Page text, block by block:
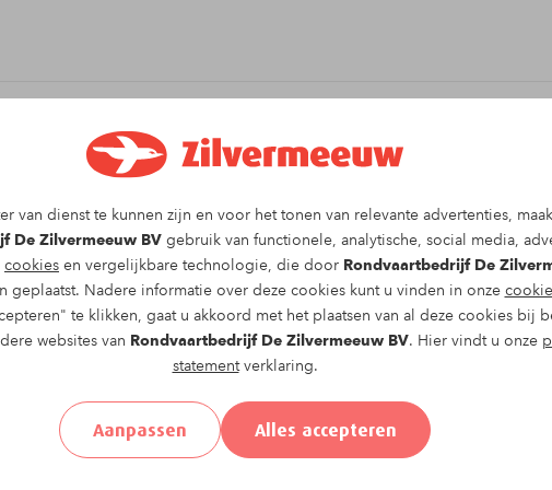
van dienst te kunnen zijn en voor het tonen van relevante advertenties,
De Zilvermeeuw BV gebruik van functionele, analytische, social media,
cookies en vergelijkbare technologie, die door Rondvaartbedrijf De
geplaatst. Nadere informatie over deze cookies kunt u vinden in onze
te klikken, gaat u akkoord met het plaatsen van al deze cookies bij
websites van Rondvaartbedrijf De Zilvermeeuw BV. Hier vindt u onze
statementverklaring.
Aanpassen Alles accepteren
arrangement!
vaartocht opzondag 18-01-2026
te vullen.
Achternaam*